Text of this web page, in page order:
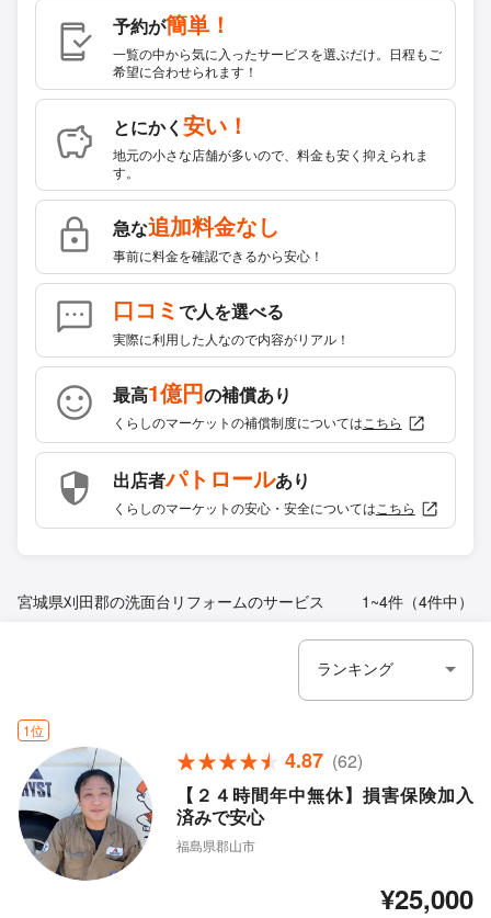
予約が簡単！
一覧の中から気に入ったサービスを選ぶだけ。日程もご
希望に合わせられます！
とにかく 安い！
地元の小さな店舗が多いので、料金も安く抑えられま
す。
急な追加料金なし
事前に料金を確認できるから安心！
口コミで人を選べる
実際に利用した人なので内容がリアル！
最高1億円の補償あり
くらしのマーケットの補償制度については こちら
出店者パトロールあり
くらしのマーケットの安心・安全については こちら
宮城県刈田郡の洗面台リフォームのサービス 1~4件（4件中）
1位
4.87 (62)
【２４時間年中無休】損害保険加入
済みで安心
福島県郡山市
¥25,000